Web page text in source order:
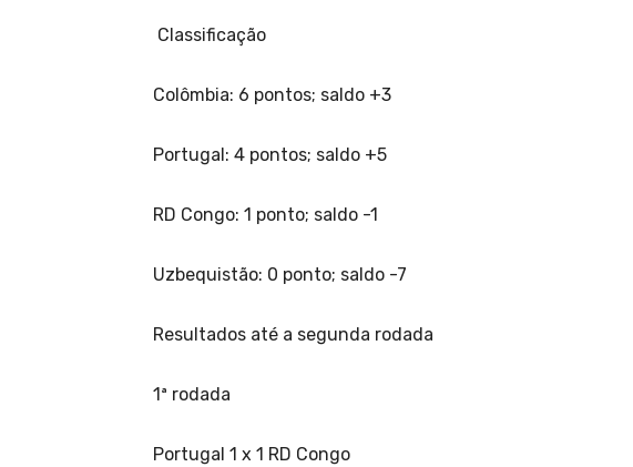
Classificação
Colômbia: 6 pontos; saldo +3
Portugal: 4 pontos; saldo +5
RD Congo: 1 ponto; saldo -1
Uzbequistão: 0 ponto; saldo -7
Resultados até a segunda rodada
1ª rodada
Portugal 1 x 1 RD Congo